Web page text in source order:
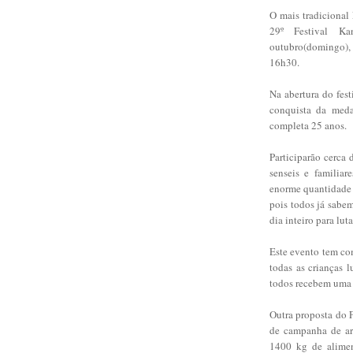
O mais tradicional
29º Festival
16h30.
Na abertura do
conquista da
completa 25 anos.
Participarão cerca
senseis e
enorme
pois todos já
dia inteiro para
Este evento tem
todas as crianças
todos recebem
Outra proposta do
de campanha de
1400 kg de